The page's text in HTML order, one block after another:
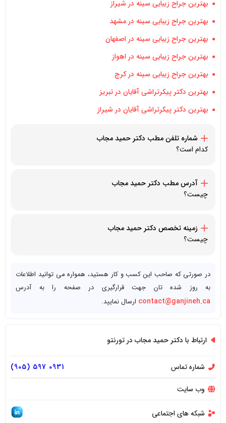
بهترین جراح زیبایی سینه در شیراز
بهترین جراح زیبایی سینه در مشهد
بهترین جراح زیبایی سینه در اصفهان
بهترین جراح زیبایی سینه در اهواز
بهترین جراح زیبایی سینه در کرج
بهترین دکتر پیکرتراشی آقایان در تبریز
بهترین دکتر پیکرتراشی آقایان در شیراز
شماره تلفن مطب دکتر حمید مجاب
کدام است؟
آدرس مطب دکتر حمید مجاب
چیست؟
زمینه تخصص دکتر حمید مجاب
چیست؟
در صورتی که صاحب این کسب و کار هستید، همواره می توانید اطلاعات
به روز شده تان جهت قرارگیری در صفحه را به آدرس
contact@ganjineh.ca ارسال نمایید.
ارتباط با دکتر حمید مجاب در تورنتو
شماره تماس
0931 597 (905)
وب سایت
شبکه های اجتماعی